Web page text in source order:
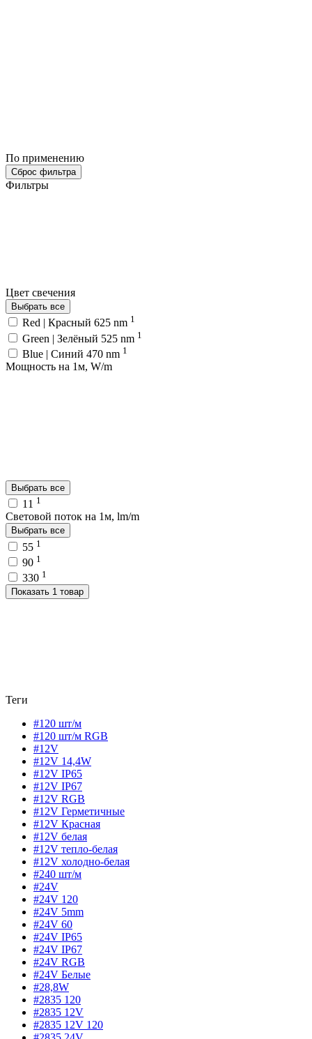
По применению
Сброс фильтра
Фильтры
Цвет свечения
Выбрать все
Red | Красный 625 nm 1
Green | Зелёный 525 nm 1
Blue | Синий 470 nm 1
Мощность на 1м, W/m
Выбрать все
11 1
Световой поток на 1м, lm/m
Выбрать все
55 1
90 1
330 1
Показать 1 товар
Теги
#120 шт/м
#120 шт/м RGB
#12V
#12V 14,4W
#12V IP65
#12V IP67
#12V RGB
#12V Герметичные
#12V Красная
#12V белая
#12V тепло-белая
#12V холодно-белая
#240 шт/м
#24V
#24V 120
#24V 5mm
#24V 60
#24V IP65
#24V IP67
#24V RGB
#24V Белые
#28,8W
#2835 120
#2835 12V
#2835 12V 120